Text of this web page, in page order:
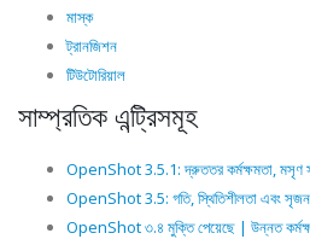
মাস্ক
ট্রানজিশন
টিউটোরিয়াল
সাম্প্রতিক এন্ট্রিসমূহ
OpenShot 3.5.1: দ্রুততর কর্মক্ষমতা, মসৃণ
OpenShot 3.5: গতি, স্থিতিশীলতা এবং
OpenShot ৩.৪ মুক্তি পেয়েছে | উন্নত